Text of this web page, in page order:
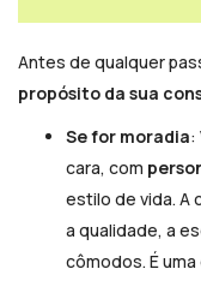
Antes de qualquer
propósito da sua
Se for moradia:
cara, com
estilo de vida. A
a qualidade, a
cômodos. É